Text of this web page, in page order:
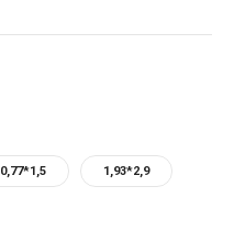
0,77*1,5 1,93*2,9